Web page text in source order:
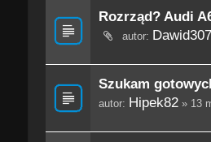
Rozrząd? Audi
autor:
Szukam
autor: Hipek82» 13